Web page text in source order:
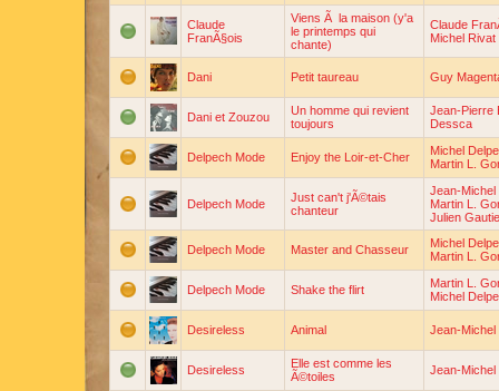
Claude
FranÃ§ois
Viens Ã la maison (y'a
le printemps qui
chante)
Claude
Michel Rivat
Dani Petit taureau Guy
Dani et Zouzou
Un homme qui revient
toujours
Jean-Pierre
Dessca
Delpech Mode Enjoy the Loir-et-Cher
Michel
Martin L.
Delpech Mode
Just can't j'Ã©tais
chanteur
Jean-Michel
Martin L.
Julien
Delpech Mode Master and Chasseur
Michel
Martin L.
Delpech Mode Shake the flirt
Martin L.
Michel
Desireless Animal Jean-Michel
Desireless
Elle est comme les
Ã©toiles
Jean-Michel